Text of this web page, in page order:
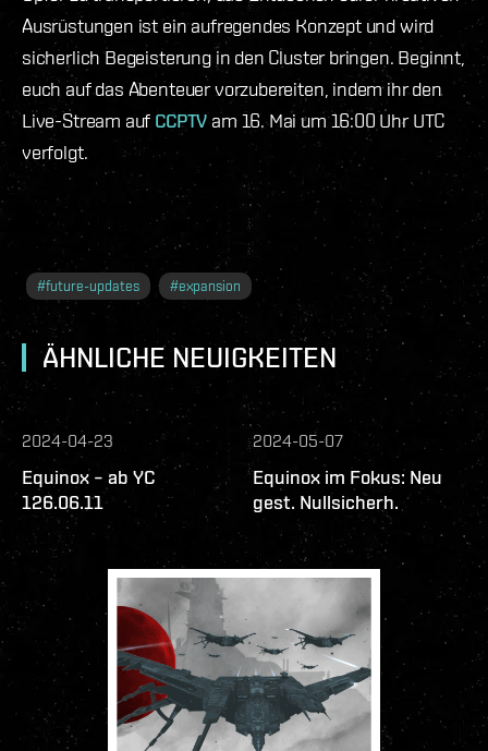
Ausrüstungen ist ein aufregendes Konzept und wird
sicherlich Begeisterung in den Cluster bringen. Beginnt,
euch auf das Abenteuer vorzubereiten, indem ihr den
Live-Stream auf CCPTV am 16. Mai um 16:00 Uhr UTC
verfolgt.
#future-updates #expansion
ÄHNLICHE NEUIGKEITEN
2024-04-23
Equinox – ab YC
126.06.11
2024-05-07
Equinox im Fokus: Neu
gest. Nullsicherh.